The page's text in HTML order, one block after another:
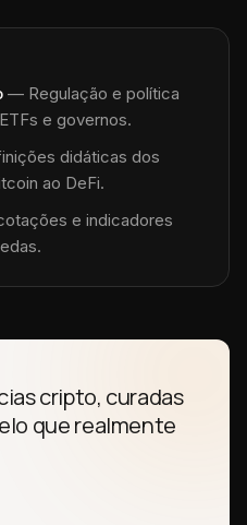
— Regulação e política
e governos.
didáticas dos
ao DeFi.
e indicadores
cripto, curadas
que realmente